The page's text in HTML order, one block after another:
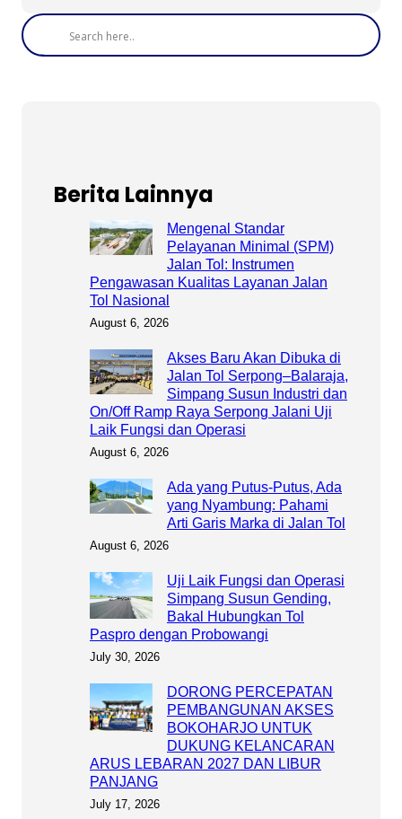
Berita Lainnya
Mengenal Standar
Pelayanan Minimal (SPM)
Jalan Tol: Instrumen
Pengawasan Kualitas Layanan Jalan
Tol Nasional
August 6, 2026
Akses Baru Akan Dibuka di
Jalan Tol Serpong–Balaraja,
Simpang Susun Industri dan
On/Off Ramp Raya Serpong Jalani Uji
Laik Fungsi dan Operasi
August 6, 2026
Ada yang Putus-Putus, Ada
yang Nyambung: Pahami
Arti Garis Marka di Jalan Tol
August 6, 2026
Uji Laik Fungsi dan Operasi
Simpang Susun Gending,
Bakal Hubungkan Tol
Paspro dengan Probowangi
July 30, 2026
DORONG PERCEPATAN
PEMBANGUNAN AKSES
BOKOHARJO UNTUK
DUKUNG KELANCARAN
ARUS LEBARAN 2027 DAN LIBUR
PANJANG
July 17, 2026